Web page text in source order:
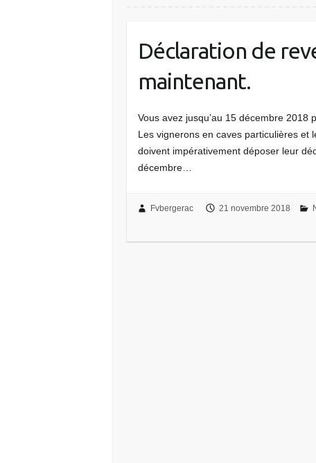
Déclaration de
maintenant.
Vous avez jusqu’au 15 décembre
Les vignerons en caves particulières et
doivent impérativement déposer leur
décembre…
Fvbergerac 21 novembre 2018